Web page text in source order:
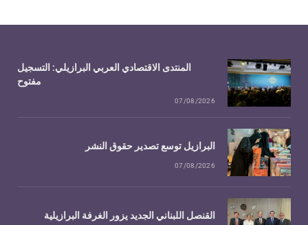
المنتدى الاقتصادي العربي البرازيلي: التسجيل
مفتوح
07/08/2026
البرازيل توسع تصدير حقوق النشر
07/08/2026
القنصل اللبناني الجديد يزور الغرفة البرازيلية